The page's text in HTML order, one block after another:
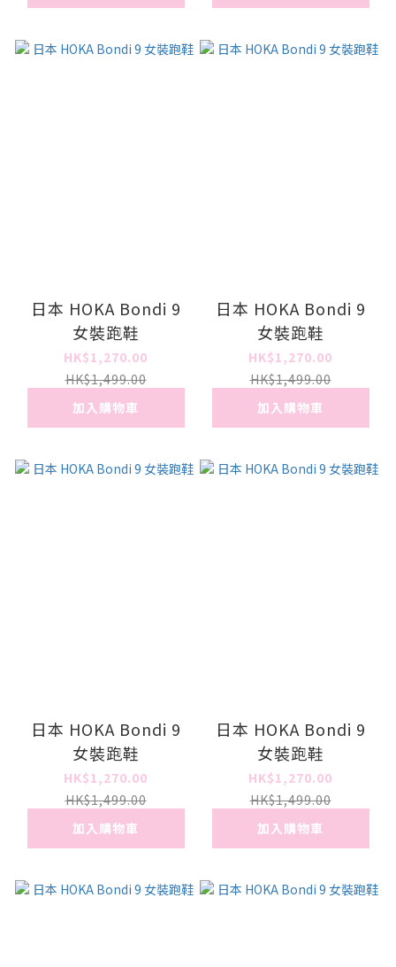
日本 HOKA Bondi 9
女裝跑鞋
HK$1,270.00
HK$1,499.00
加入購物車
日本 HOKA Bondi 9
女裝跑鞋
HK$1,270.00
HK$1,499.00
加入購物車
日本 HOKA Bondi 9
女裝跑鞋
HK$1,270.00
HK$1,499.00
加入購物車
日本 HOKA Bondi 9
女裝跑鞋
HK$1,270.00
HK$1,499.00
加入購物車